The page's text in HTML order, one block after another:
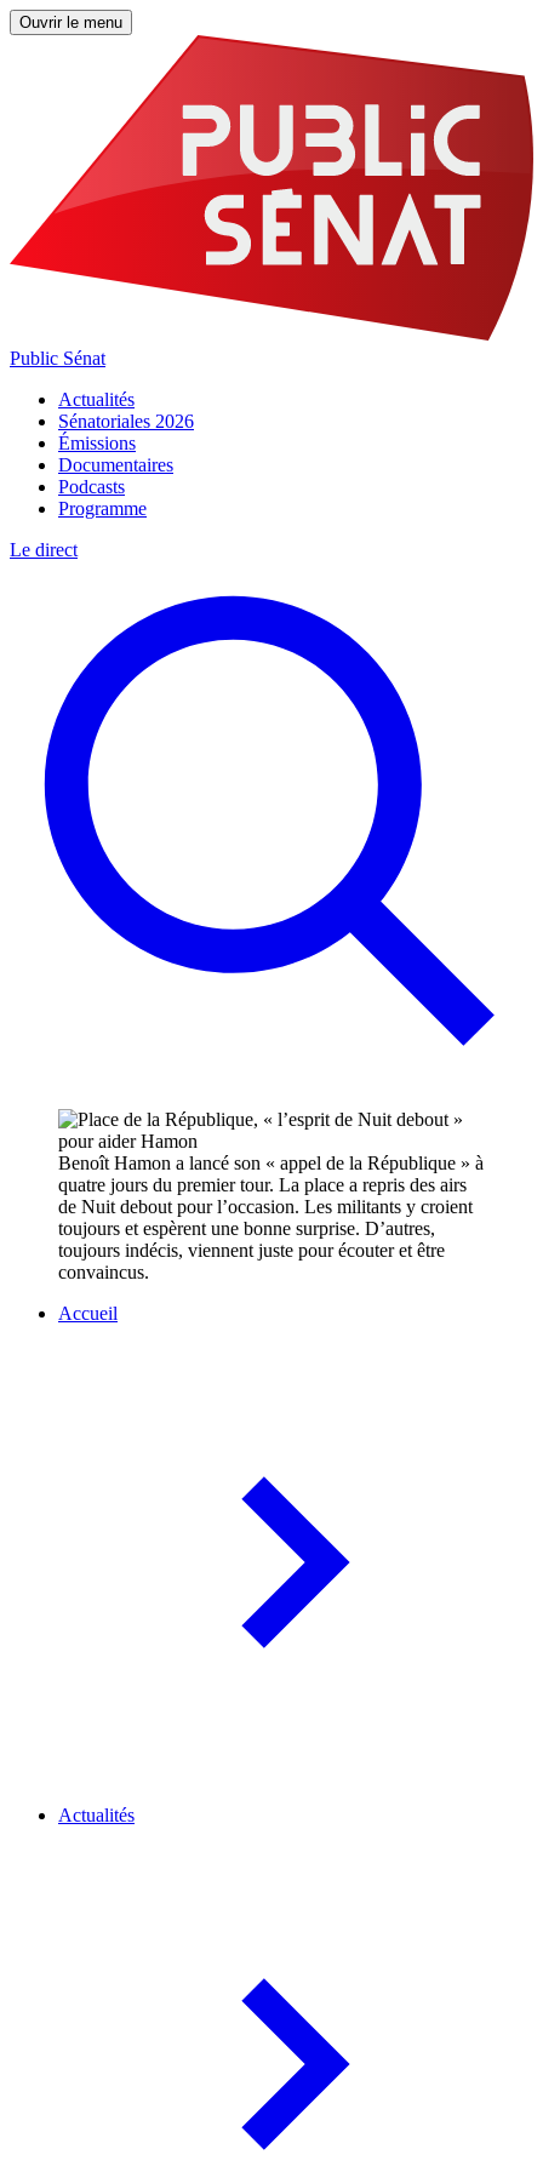
Ouvrir le menu
Public Sénat
Actualités
Sénatoriales 2026
Émissions
Documentaires
Podcasts
Programme
Le direct
Benoît Hamon a lancé son « appel de la République » à
quatre jours du premier tour. La place a repris des airs
de Nuit debout pour l’occasion. Les militants y croient
toujours et espèrent une bonne surprise. D’autres,
toujours indécis, viennent juste pour écouter et être
convaincus.
Accueil
Actualités